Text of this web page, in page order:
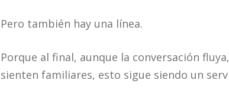
Pero también hay una línea.
Porque al final, aunque la conversación
sienten familiares, esto sigue siendo un